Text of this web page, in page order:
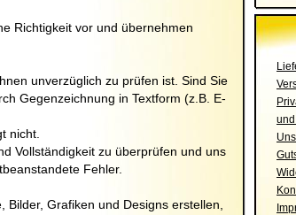
Richtigkeit vor und übernehmen
unverzüglich zu prüfen ist. Sind Sie
Gegenzeichnung in Textform (z.B. E-
nicht.
Vollständigkeit zu überprüfen und uns
Fehler.
Grafiken und Designs erstellen,